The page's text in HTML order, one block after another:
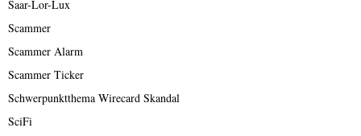
Saar-Lor-Lux
Scammer
Scammer Alarm
Scammer Ticker
Schwerpunktthema Wirecard Skandal
SciFi